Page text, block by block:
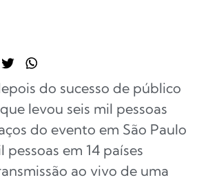
do sucesso de público
levou seis mil pessoas
do evento em São Paulo
pessoas em 14 países
ao vivo de uma